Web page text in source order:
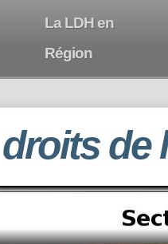
La LDH en
Région
de